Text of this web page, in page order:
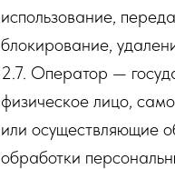
использование,
блокирование,
2.7. Оператор —
физическое лицо,
или осуществляющие
обработки